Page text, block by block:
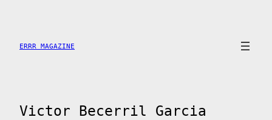
contenido
ERRR MAGAZINE
Victor Becerril Garcia